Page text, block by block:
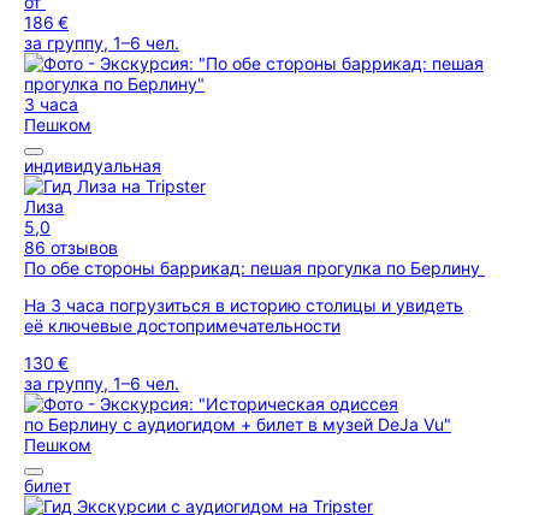
186 €
за группу, 1–6 чел.
3 часа
Пешком
индивидуальная
Лиза
5,0
86 отзывов
По обе стороны баррикад: пешая прогулка по Берлину
На 3 часа погрузиться в историю столицы и увидеть
её ключевые достопримечательности
130 €
за группу, 1–6 чел.
Пешком
билет